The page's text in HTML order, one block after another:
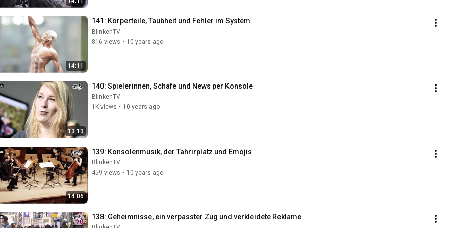
14:11
141: Körperteile, Taubheit und Fehler im System
BlinkenTV
816 views • 10 years ago
13:13
140: Spielerinnen, Schafe und News per Konsole
BlinkenTV
1K views • 10 years ago
14:06
139: Konsolenmusik, der Tahrirplatz und Emojis
BlinkenTV
459 views • 10 years ago
138: Geheimnisse, ein verpasster Zug und verkleidete Reklame